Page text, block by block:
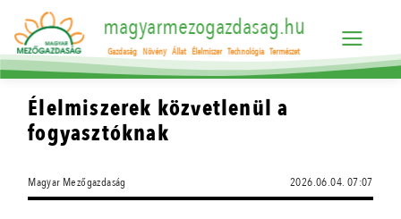
magyarmezogazdasag.hu
Gazdaság Növény Állat Élelmiszer Technológia Természet
Élelmiszerek közvetlenül a
fogyasztóknak
Magyar Mezőgazdaság 2026.06.04. 07:07